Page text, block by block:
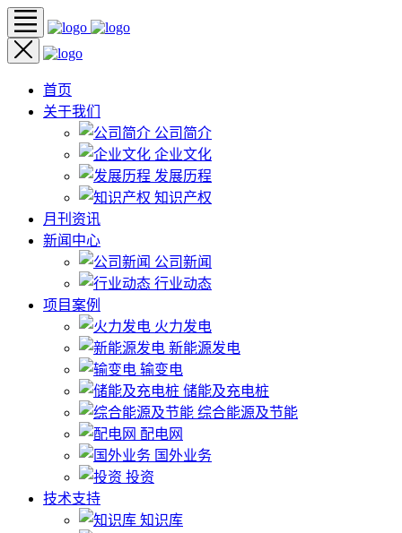
首页
关于我们
公司简介
企业文化
发展历程
知识产权
月刊资讯
新闻中心
公司新闻
行业动态
项目案例
火力发电
新能源发电
输变电
储能及充电桩
综合能源及节能
配电网
国外业务
投资
技术支持
知识库